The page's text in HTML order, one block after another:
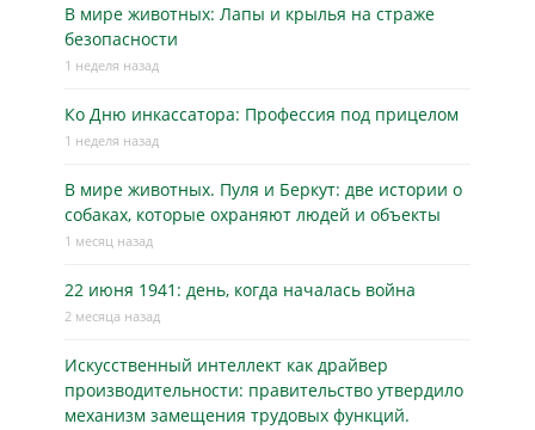
В мире животных: Лапы и крылья на страже
безопасности
1 неделя назад
Ко Дню инкассатора: Профессия под прицелом
1 неделя назад
В мире животных. Пуля и Беркут: две истории о
собаках, которые охраняют людей и объекты
1 месяц назад
22 июня 1941: день, когда началась война
2 месяца назад
Искусственный интеллект как драйвер
производительности: правительство утвердило
механизм замещения трудовых функций.